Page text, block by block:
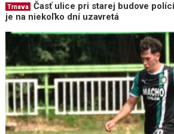
Trnava
Časť ulice pri starej budove
je na niekoľko dní uzavretá